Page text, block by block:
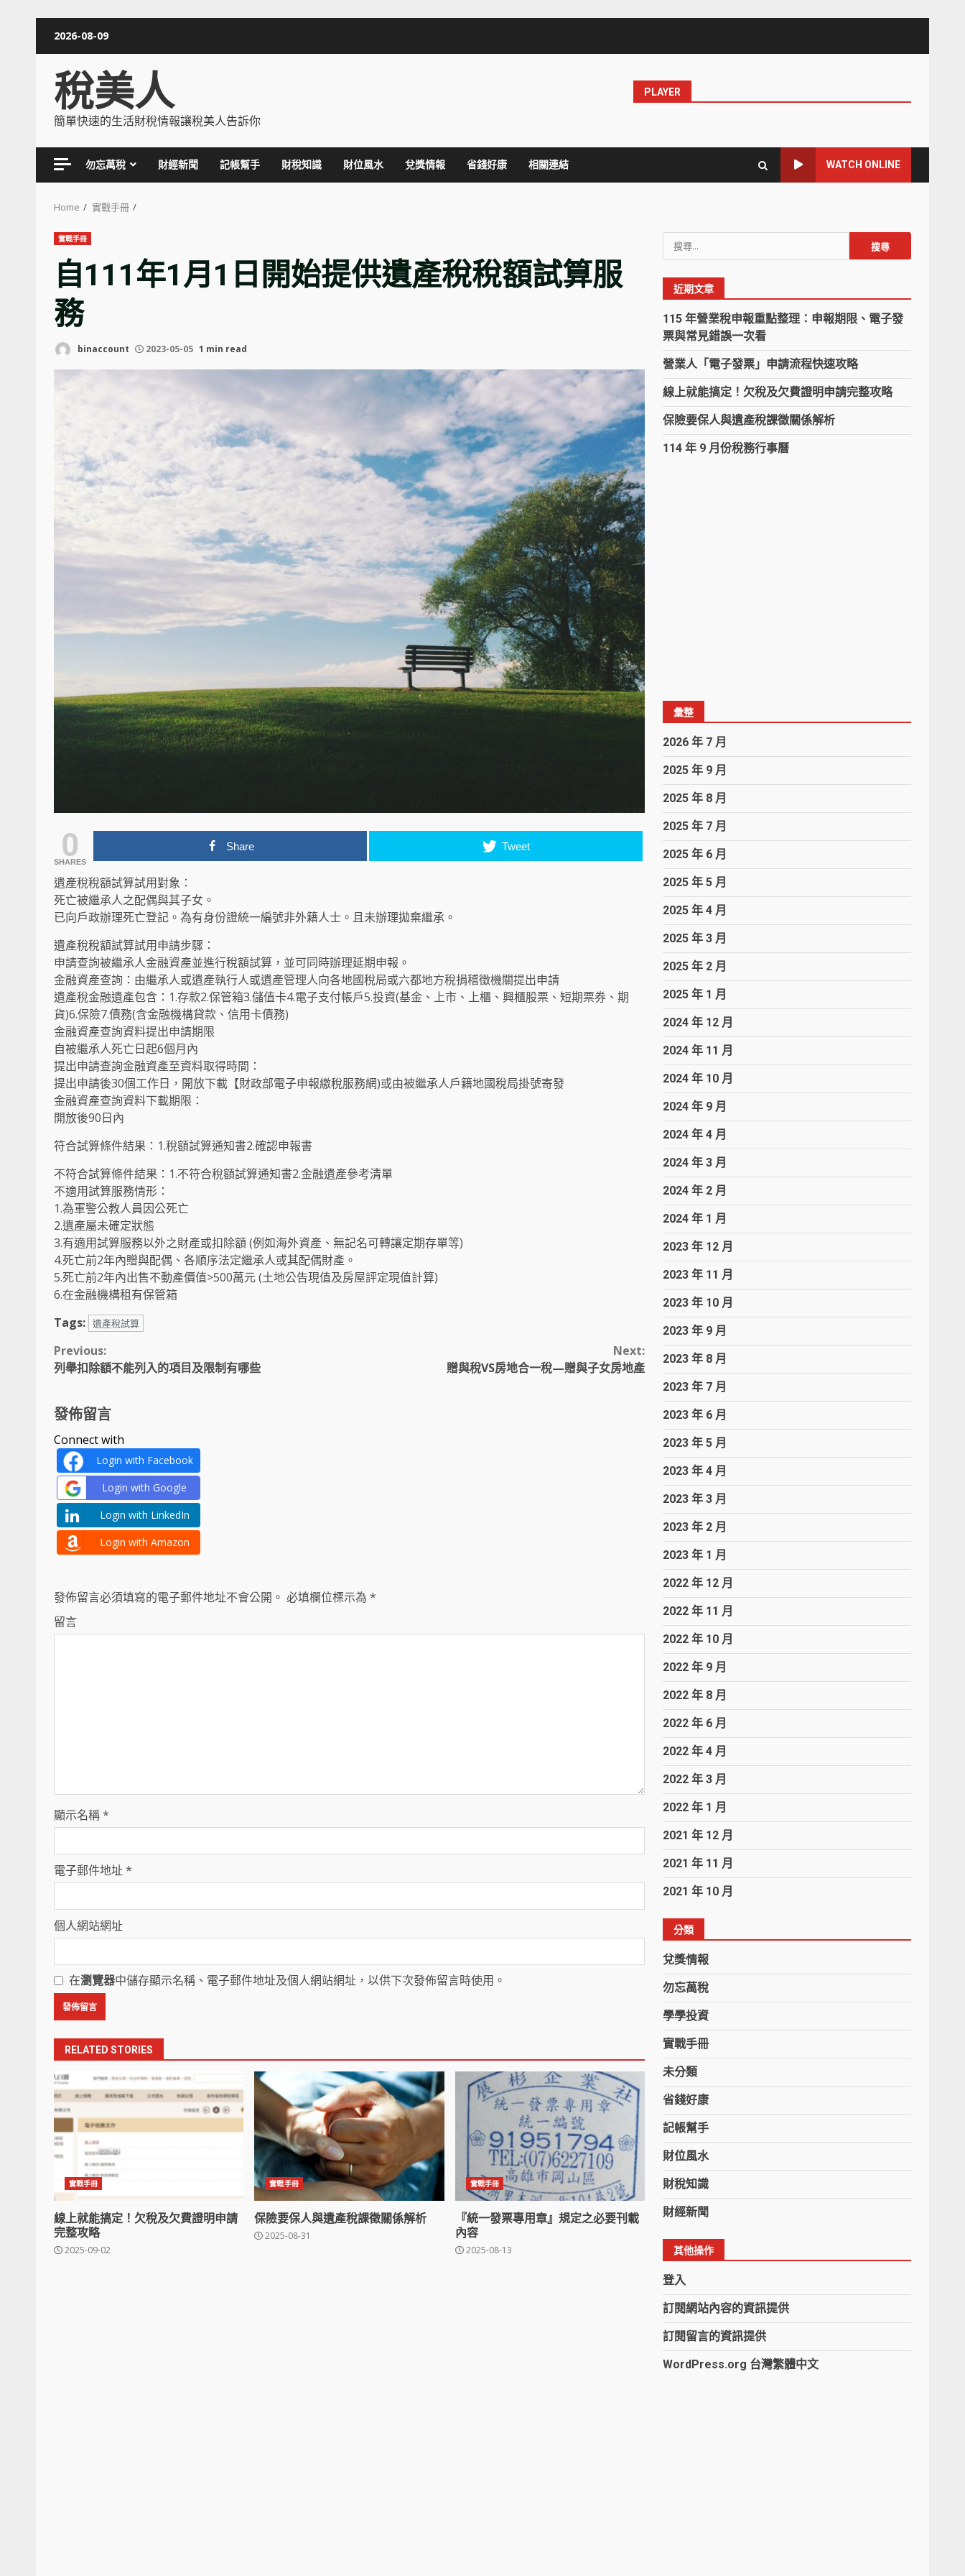
2026-08-09
稅美人
簡單快速的生活財稅情報讓稅美人告訴你
PLAYER
勿忘萬稅 財經新聞 記帳幫手 財稅知識 財位風水 兌獎情報 省錢好康 相關連結 WATCH ONLINE
Home 實戰手冊
實戰手冊
自111年1月1日開始提供遺產稅稅額試算服
務
binaccount 2023-05-05 1 min read
0
SHARES
Share Tweet
遺產稅稅額試算試用對象：
死亡被繼承人之配偶與其子女。
已向戶政辦理死亡登記。為有身份證統一編號非外籍人士。且未辦理拋棄繼承。
遺產稅稅額試算試用申請步驟：
申請查詢被繼承人金融資產並進行稅額試算，並可同時辦理延期申報。
金融資產查詢：由繼承人或遺產執行人或遺產管理人向各地國稅局或六都地方稅捐稽徵機關提出申請
遺產稅金融遺產包含：1.存款2.保管箱3.儲值卡4.電子支付帳戶5.投資(基金、上市、上櫃、興櫃股票、短期票券、期
貨)6.保險7.債務(含金融機構貸款、信用卡債務)
金融資產查詢資料提出申請期限
自被繼承人死亡日起6個月內
提出申請查詢金融資產至資料取得時間：
提出申請後30個工作日，開放下載【財政部電子申報繳稅服務網)或由被繼承人戶籍地國稅局掛號寄發
金融資產查詢資料下載期限：
開放後90日內
符合試算條件結果：1.稅額試算通知書2.確認申報書
不符合試算條件結果：1.不符合稅額試算通知書2.金融遺產參考清單
不適用試算服務情形：
1.為軍警公教人員因公死亡
2.遺產屬未確定狀態
3.有適用試算服務以外之財產或扣除額 (例如海外資產、無記名可轉讓定期存單等)
4.死亡前2年內贈與配偶、各順序法定繼承人或其配偶財產。
5.死亡前2年內出售不動產價值>500萬元 (土地公告現值及房屋評定現值計算)
6.在金融機構租有保管箱
Tags: 遺產稅試算
Continue
Previous:
列舉扣除額不能列入的項目及限制有哪些
Next:
贈與稅VS房地合一稅—贈與子女房地產
發佈留言
Connect with
Login with Facebook
Login with Google
Login with LinkedIn
Login with Amazon
發佈留言必須填寫的電子郵件地址不會公開。 必填欄位標示為 *
留言
顯示名稱*
電子郵件地址*
個人網站網址
在瀏覽器中儲存顯示名稱、電子郵件地址及個人網站網址，以供下次發佈留言時使用。
RELATED STORIES
實戰手冊
線上就能搞定！欠稅及欠費證明申請
完整攻略
2025-09-02
實戰手冊
保險要保人與遺產稅課徵關係解析
2025-08-31
實戰手冊
『統一發票專用章』規定之必要刊載
內容
2025-08-13
搜
尋
關
鍵近期文章
115 年營業稅申報重點整理：申報期限、電子發
票與常見錯誤一次看
營業人「電子發票」申請流程快速攻略
線上就能搞定！欠稅及欠費證明申請完整攻略
保險要保人與遺產稅課徵關係解析
114 年 9 月份稅務行事曆
彙整
2026 年 7 月
2025 年 9 月
2025 年 8 月
2025 年 7 月
2025 年 6 月
2025 年 5 月
2025 年 4 月
2025 年 3 月
2025 年 2 月
2025 年 1 月
2024 年 12 月
2024 年 11 月
2024 年 10 月
2024 年 9 月
2024 年 4 月
2024 年 3 月
2024 年 2 月
2024 年 1 月
2023 年 12 月
2023 年 11 月
2023 年 10 月
2023 年 9 月
2023 年 8 月
2023 年 7 月
2023 年 6 月
2023 年 5 月
2023 年 4 月
2023 年 3 月
2023 年 2 月
2023 年 1 月
2022 年 12 月
2022 年 11 月
2022 年 10 月
2022 年 9 月
2022 年 8 月
2022 年 6 月
2022 年 4 月
2022 年 3 月
2022 年 1 月
2021 年 12 月
2021 年 11 月
2021 年 10 月
分類
兌獎情報
勿忘萬稅
學學投資
實戰手冊
未分類
省錢好康
記帳幫手
財位風水
財稅知識
財經新聞
其他操作
登入
訂閱網站內容的資訊提供
訂閱留言的資訊提供
WordPress.org 台灣繁體中文